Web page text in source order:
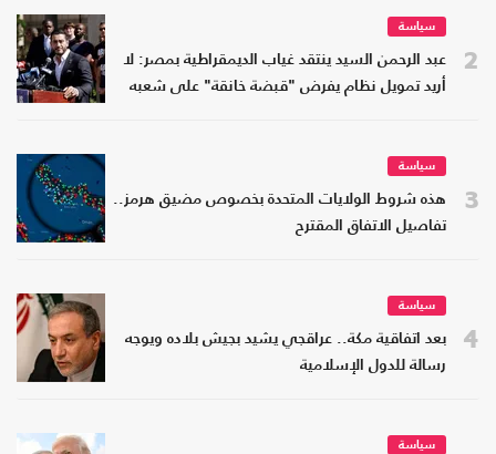
2
سياسة
عبد الرحمن السيد ينتقد غياب الديمقراطية بمصر: لا
أريد تمويل نظام يفرض "قبضة خانقة" على شعبه
3
سياسة
هذه شروط الولايات المتحدة بخصوص مضيق هرمز..
تفاصيل الاتفاق المقترح
4
سياسة
بعد اتفاقية مكة.. عراقجي يشيد بجيش بلاده ويوجه
رسالة للدول الإسلامية
سياسة